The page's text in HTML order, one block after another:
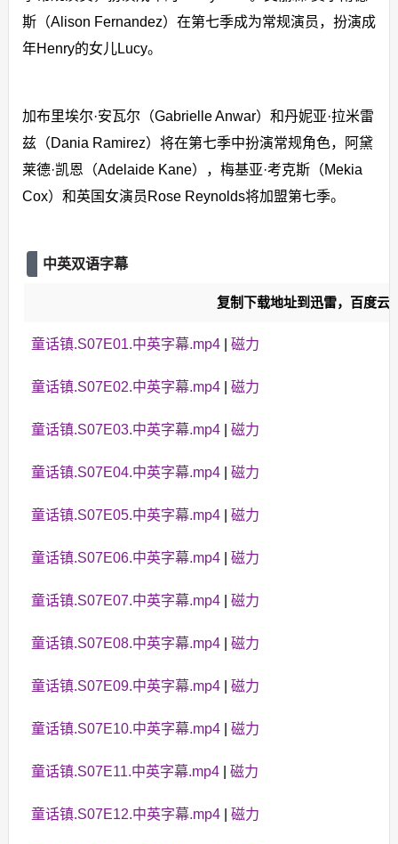
斯（Alison Fernandez）在第七季成为常规演员，扮演成
年Henry的女儿Lucy。
加布里埃尔·安瓦尔（Gabrielle Anwar）和丹妮亚·拉米雷
兹（Dania Ramirez）将在第七季中扮演常规角色，阿黛
莱德·凯恩（Adelaide Kane），梅基亚·考克斯（Mekia
Cox）和英国女演员Rose Reynolds将加盟第七季。
中英双语字幕
复制下载地址到迅雷，百度云
童话镇.S07E01.中英字幕.mp4| 磁力
童话镇.S07E02.中英字幕.mp4| 磁力
童话镇.S07E03.中英字幕.mp4| 磁力
童话镇.S07E04.中英字幕.mp4| 磁力
童话镇.S07E05.中英字幕.mp4| 磁力
童话镇.S07E06.中英字幕.mp4| 磁力
童话镇.S07E07.中英字幕.mp4| 磁力
童话镇.S07E08.中英字幕.mp4| 磁力
童话镇.S07E09.中英字幕.mp4| 磁力
童话镇.S07E10.中英字幕.mp4| 磁力
童话镇.S07E11.中英字幕.mp4| 磁力
童话镇.S07E12.中英字幕.mp4| 磁力